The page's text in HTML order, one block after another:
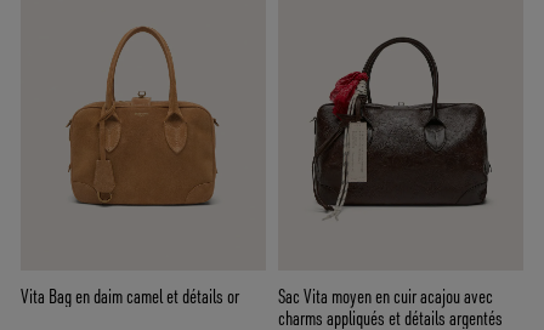
Vita Bag en daim camel et détails or
Sac Vita moyen en cuir acajou avec
charms appliqués et détails argentés